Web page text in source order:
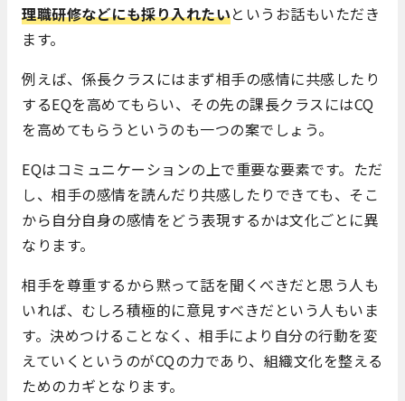
理職研修などにも採り入れたいというお話もいただき
ます。
例えば、係長クラスにはまず相手の感情に共感したり
するEQを高めてもらい、その先の課長クラスにはCQ
を高めてもらうというのも一つの案でしょう。
EQはコミュニケーションの上で重要な要素です。ただ
し、相手の感情を読んだり共感したりできても、そこ
から自分自身の感情をどう表現するかは文化ごとに異
なります。
相手を尊重するから黙って話を聞くべきだと思う人も
いれば、むしろ積極的に意見すべきだという人もいま
す。決めつけることなく、相手により自分の行動を変
えていくというのがCQの力であり、組織文化を整える
ためのカギとなります。